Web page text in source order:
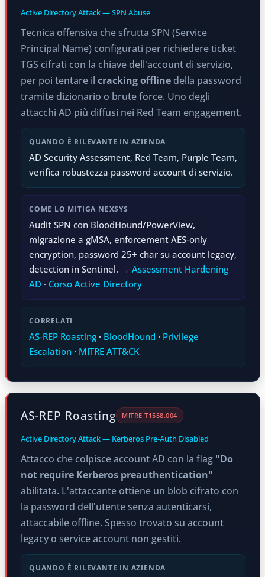
Active Directory Attack — SPN Abuse
Tecnica offensiva che sfrutta SPN (Service
Principal Name) configurati per richiedere ticket
TGS cifrati con la chiave dell'account di servizio,
per poi tentare il cracking offline della password
tramite dizionario o brute force. Uno degli
attacchi AD più diffusi nei Red Team engagement.
QUANDO È RILEVANTE IN AZIENDA
AD Security Assessment, Red Team, Purple Team,
verifica robustezza password account di servizio.
COME LO MITIGA NEXSYS
Audit SPN con BloodHound/PowerView,
migrazione a gMSA, enforcement AES-only
encryption, password 25+ char su account legacy,
detection in Sentinel. → Assessment Hardening
AD · Corso Active Directory
CORRELATI
AS-REP Roasting · BloodHound · Privilege
Escalation · MITRE ATT&CK
AS-REP Roasting MITRE T1558.004
Active Directory Attack — Kerberos Pre-Auth Disabled
Attacco che colpisce account AD con la flag "Do
not require Kerberos preauthentication"
abilitata. L'attaccante ottiene un blob cifrato con
la password dell'utente senza autenticarsi,
attaccabile offline. Spesso trovato su account
legacy o service account non gestiti.
QUANDO È RILEVANTE IN AZIENDA